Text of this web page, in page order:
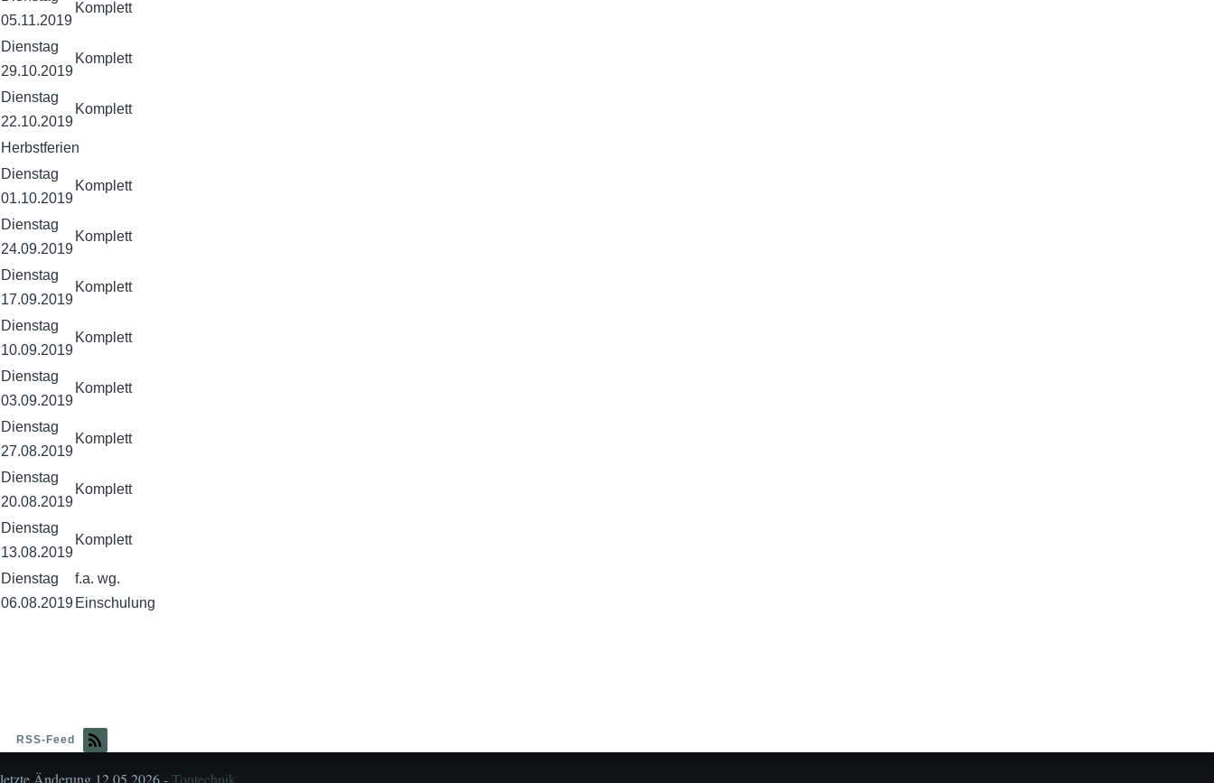
05.11.2019
Komplett
Dienstag
29.10.2019
Komplett
Dienstag
22.10.2019
Komplett
Herbstferien
Dienstag
01.10.2019
Komplett
Dienstag
24.09.2019
Komplett
Dienstag
17.09.2019
Komplett
Dienstag
10.09.2019
Komplett
Dienstag
03.09.2019
Komplett
Dienstag
27.08.2019
Komplett
Dienstag
20.08.2019
Komplett
Dienstag
13.08.2019
Komplett
Dienstag
06.08.2019
f.a. wg.
Einschulung
RSS-Feed
letzte Änderung 12.05.2026 -Tontechnik